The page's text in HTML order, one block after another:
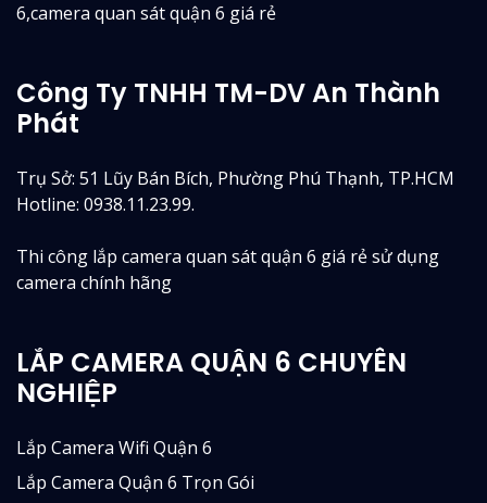
6,camera quan sát quận 6 giá rẻ
Công Ty TNHH TM-DV An Thành
Phát
Trụ Sở: 51 Lũy Bán Bích, Phường Phú Thạnh, TP.HCM
Hotline: 0938.11.23.99.
Thi công lắp camera quan sát quận 6 giá rẻ sử dụng
camera chính hãng
LẮP CAMERA QUẬN 6 CHUYÊN
NGHIỆP
Lắp Camera Wifi Quận 6
Lắp Camera Quận 6 Trọn Gói